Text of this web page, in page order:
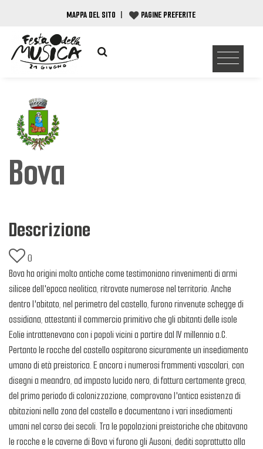
MAPPA DEL SITO | PAGINE PREFERITE
Bova
Descrizione
0
Bova ha origini molto antiche come testimoniano rinvenimenti di armi
silicee dell'epoca neolitica, ritrovate numerose nel territorio. Anche
dentro l'abitato, nel perimetro del castello, furono rinvenute schegge di
ossidiana, attestanti il commercio primitivo che gli abitanti delle isole
Eolie intrattenevano con i popoli vicini a partire dal IV millennio a.C.
Pertanto le rocche del castello ospitarono sicuramente un insediamento
umano di età preistorica. E ancora i numerosi frammenti vascolari, con
disegni a meandro, ad impasto lucido nero, di fattura certamente greca,
del primo periodo di colonizzazione, comprovano l'antica esistenza di
abitazioni nella zona del castello e documentano i vari insediamenti
umani nel corso dei secoli. Tra le popolazioni preistoriche che abitavano
le rocche e le caverne di Bova vi furono gli Ausoni, dediti soprattutto alla